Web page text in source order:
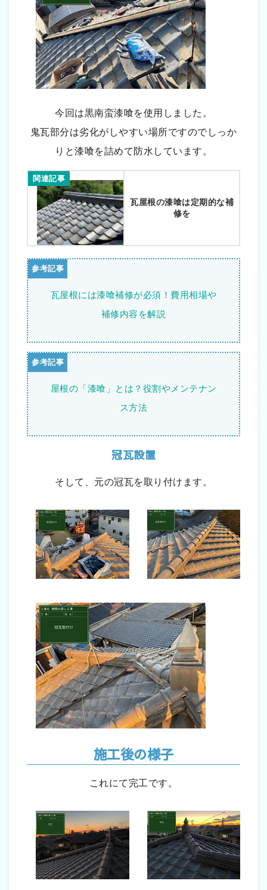
今回は黒南蛮漆喰を使用しました。
鬼瓦部分は劣化がしやすい場所ですのでしっか
りと漆喰を詰めて防水しています。
関連記事
瓦屋根の漆喰は定期的な補
修を
瓦屋根には漆喰補修が必須！費用相場や
補修内容を解説
屋根の「漆喰」とは？役割やメンテナン
ス方法
冠瓦設置
そして、元の冠瓦を取り付けます。
施工後の様子
これにて完工です。